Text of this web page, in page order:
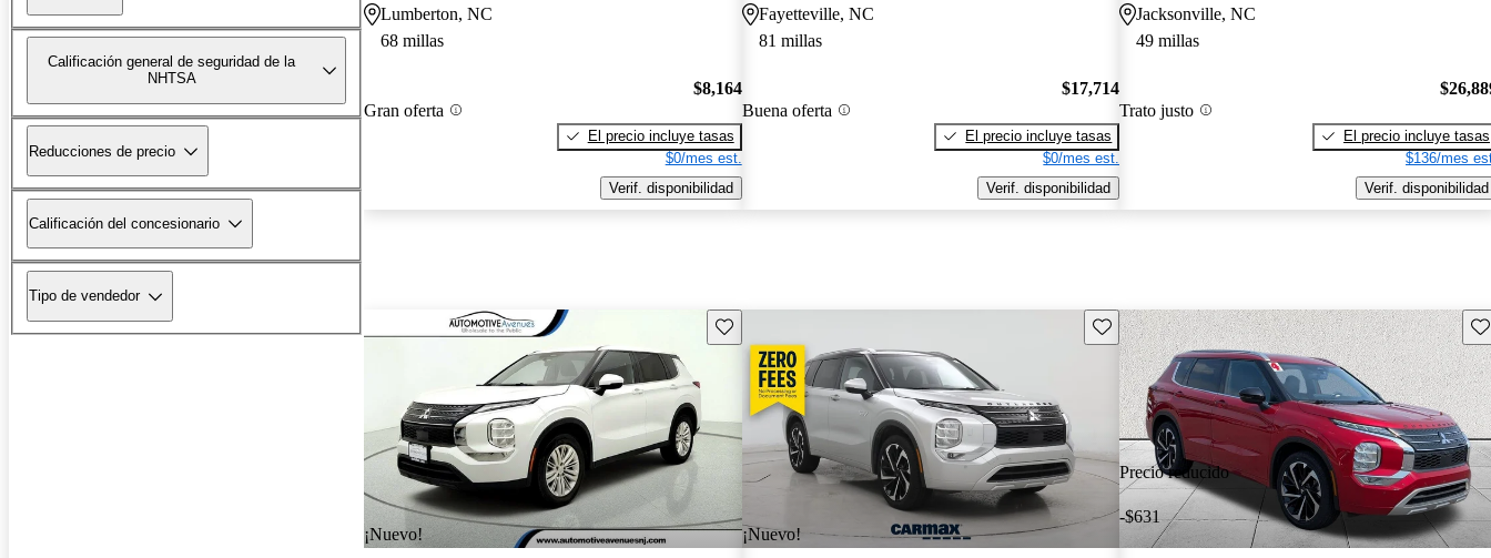
Calificación general de seguridad de la
NHTSA
Reducciones de precio
Calificación del concesionario
Tipo de vendedor
Lumberton, NC
68 millas
Gran oferta
$8,164
El precio incluye tasas
$0/mes est.
Verif. disponibilidad
Fayetteville, NC
81 millas
Buena oferta
$17,714
El precio incluye tasas
$0/mes est.
Verif. disponibilidad
Jacksonville, NC
49 millas
Trato justo
El precio incluye tasas
$136/mes
Verif. disponibilidad
¡Nuevo!
Guarda este Aviso
¡Nuevo!
Guarda este Aviso
Precio reducido
-$631